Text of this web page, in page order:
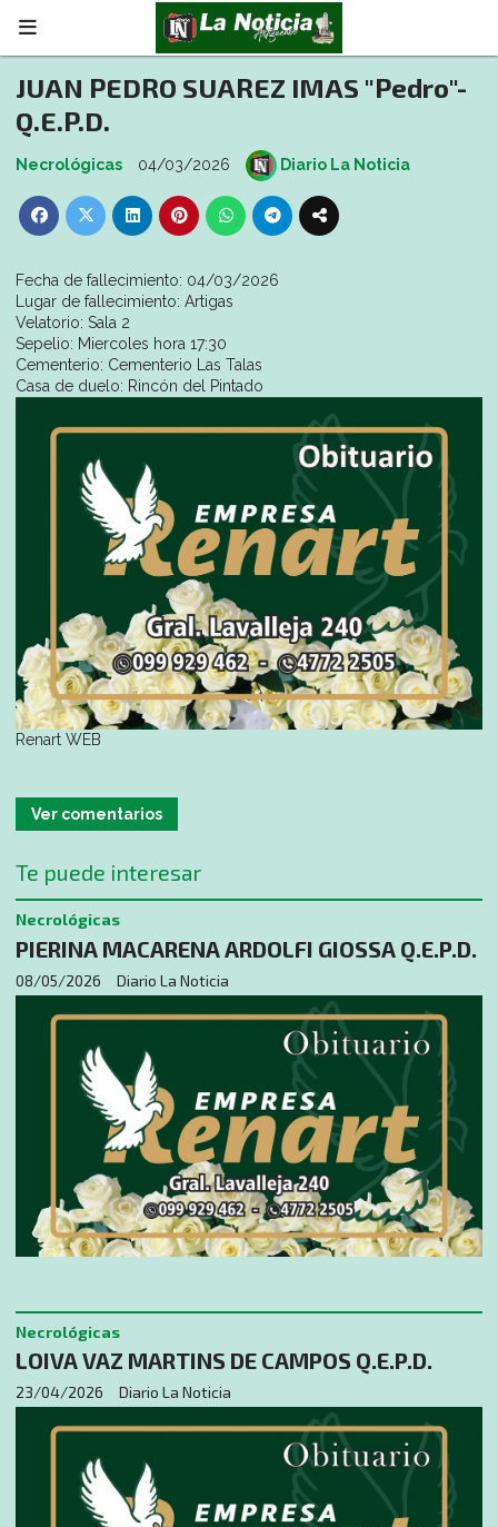
JUAN PEDRO SUAREZ IMAS "Pedro"-
Q.E.P.D.
Necrológicas 04/03/2026 Diario La Noticia
Fecha de fallecimiento: 04/03/2026
Lugar de fallecimiento: Artigas
Velatorio: Sala 2
Sepelio: Miercoles hora 17:30
Cementerio: Cementerio Las Talas
Casa de duelo: Rincón del Pintado
Renart WEB
Ver comentarios
Te puede interesar
PIERINA MACARENA ARDOLFI GIOSSA Q.E.P.D.
Diario La Noticia
Necrológicas
08/05/2026
LOIVA VAZ MARTINS DE CAMPOS Q.E.P.D.
Diario La Noticia
Necrológicas
23/04/2026